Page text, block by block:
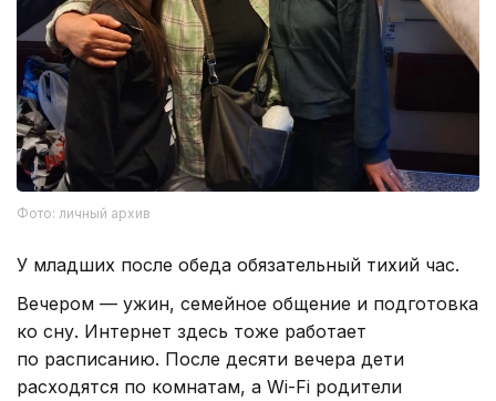
Фото: личный архив
У младших после обеда обязательный тихий час.
Вечером — ужин, семейное общение и подготовка
ко сну. Интернет здесь тоже работает
по расписанию. После десяти вечера дети
расходятся по комнатам, а Wi-Fi родители